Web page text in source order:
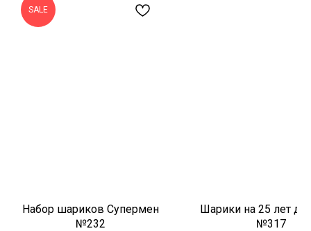
SALE
Набор шариков Супермен
№232
Шарики на 25 лет
№317